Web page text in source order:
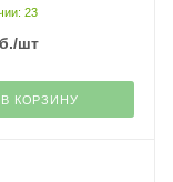
23
/шт
В КОРЗИНУ